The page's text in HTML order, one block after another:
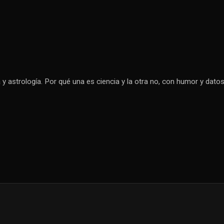
astrología. Por qué una es ciencia y la otra no, con humor y